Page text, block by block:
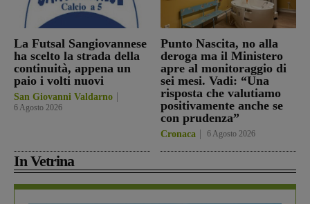
La Futsal Sangiovannese
ha scelto la strada della
continuità, appena un
paio i volti nuovi
San Giovanni Valdarno
6 Agosto 2026
Punto Nascita, no alla
deroga ma il Ministero
apre al monitoraggio di
sei mesi. Vadi: “Una
risposta che valutiamo
positivamente anche se
con prudenza”
Cronaca 6 Agosto 2026
In Vetrina